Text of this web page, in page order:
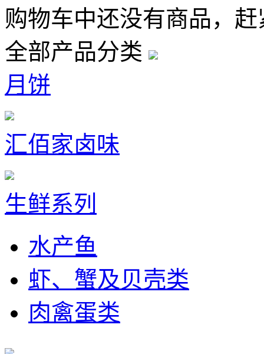
购物车中还没有商品，
全部产品分类
月饼
汇佰家卤味
生鲜系列
水产鱼
虾、蟹及贝壳类
肉禽蛋类